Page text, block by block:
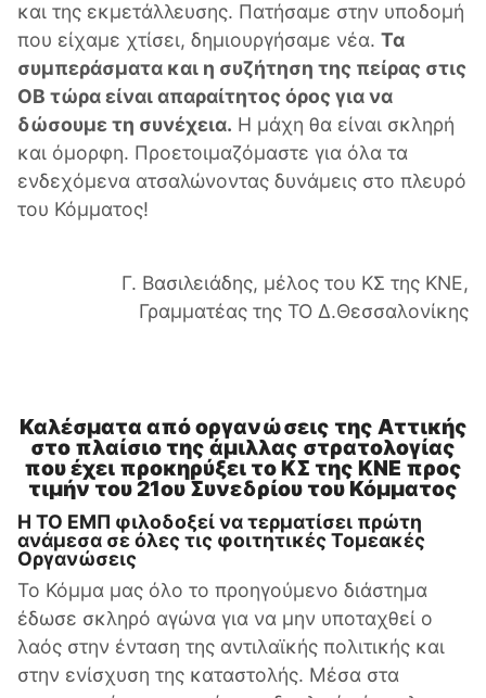
και της εκμετάλλευσης. Πατήσαμε στην υποδομή
που είχαμε χτίσει, δημιουργήσαμε νέα. Τα
συμπεράσματα και η συζήτηση της πείρας στις
ΟΒ τώρα είναι απαραίτητος όρος για να
δώσουμε τη συνέχεια. Η μάχη θα είναι σκληρή
και όμορφη. Προετοιμαζόμαστε για όλα τα
ενδεχόμενα ατσαλώνοντας δυνάμεις στο πλευρό
του Κόμματος!
Γ. Βασιλειάδης, μέλος του ΚΣ της ΚΝΕ,
Γραμματέας της ΤΟ Δ.Θεσσαλονίκης
Καλέσματα από οργανώσεις της Αττικής
στο πλαίσιο της άμιλλας στρατολογίας
που έχει προκηρύξει το ΚΣ της ΚΝΕ προς
τιμήν του 21ου Συνεδρίου του Κόμματος
Η ΤΟ ΕΜΠ φιλοδοξεί να τερματίσει πρώτη
ανάμεσα σε όλες τις φοιτητικές Τομεακές
Οργανώσεις
Το Κόμμα μας όλο το προηγούμενο διάστημα
έδωσε σκληρό αγώνα για να μην υποταχθεί ο
λαός στην ένταση της αντιλαϊκής πολιτικής και
στην ενίσχυση της καταστολής. Μέσα στα